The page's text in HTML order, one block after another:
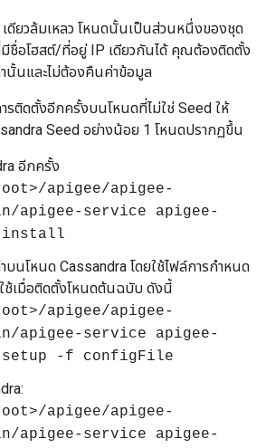
เดียวล้มเหลว โหนดนั้นเป็นส่วนหนึ่งของชุด
ชื่อโฮสต์/ที่อยู่ IP เดียวกันได้ คุณต้องติดตั้ง
นั้นและไม่ต้องคืนค่าข้อมูล
ารติดตั้งอีกครั้งบนโหนดที่ไม่ใช่ Seed ให้
Seed อย่างน้อย 1 โหนดปรากฏขึ้น
อีกครั้ง
apigee/apigee-
apigee-service apigee-
install
บนโหนด Cassandra โดยใช้ไฟล์การกำหนด
ช้เมื่อติดตั้งโหนดต้นฉบับ ดังนี้
apigee/apigee-
apigee-service apigee-
setup -f configFile
apigee/apigee-
apigee-service apigee-